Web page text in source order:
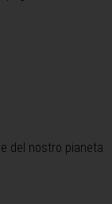
del nostro pianeta